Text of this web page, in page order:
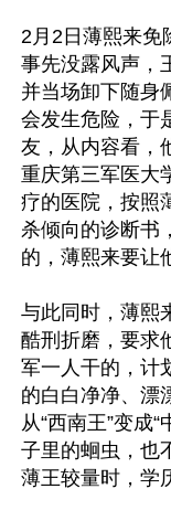
2月2日薄熙来免
事先没露风声，
并当场卸下随身
会发生危险，于
友，从内容看，
重庆第三军医大
疗的医院，按照
杀倾向的诊断书
的，薄熙来要让
与此同时，薄熙
酷刑折磨，要求
军一人干的，计
的白白净净、漂
从“西南王”变成
子里的蛔虫，也
薄王较量时，学